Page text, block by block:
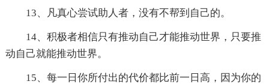
13、凡真心尝试助人者，没有不帮到自己的。
14、积极者相信只有推动自己才能推动世界，只要推
动自己就能推动世界。
15、每一日你所付出的代价都比前一日高，因为你的